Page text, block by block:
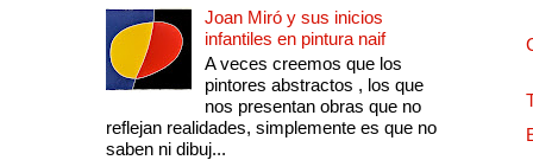
Joan Miró y sus inicios
infantiles en pintura naif
A veces creemos que los
pintores abstractos , los que
nos presentan obras que no
reflejan realidades, simplemente es que no
saben ni dibuj...